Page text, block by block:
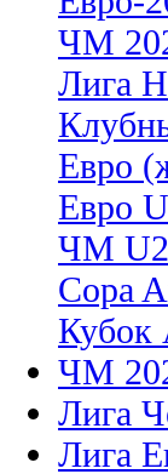
ЧМ
Лига
Евро
Евро
ЧМ
Copa
Кубок
ЧМ
Лига
Лига